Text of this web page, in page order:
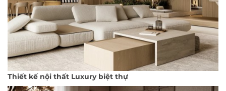
Thiết kế nội thất Luxury biệt thự